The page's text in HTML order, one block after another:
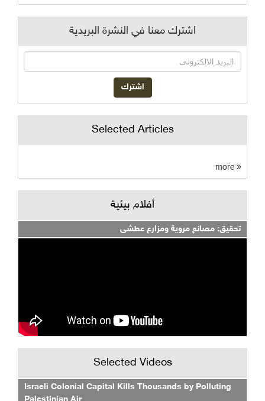
اشترك معنا في النشرة البريدية
Selected Articles
أفلام بيئية
تحقيق: مصانع مروية ومزارع عطشى
Selected Videos
Israeli Colonial Capital Kills Thousands by Polluting